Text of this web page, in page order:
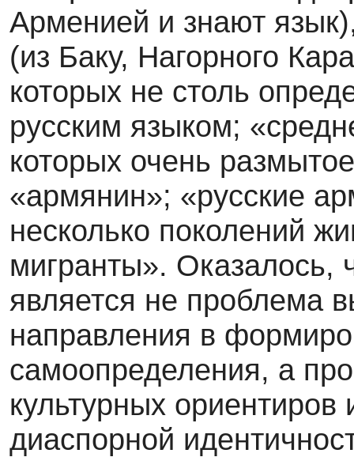
Арменией и знают
(из Баку, Нагорного
которых не столь
русским язы­ком;
которых очень
«армянин»; «русские
несколько поко­лений
мигранты».
является не проблема
направления в
самоопределения, а
культурных ориентиров
диаспорной